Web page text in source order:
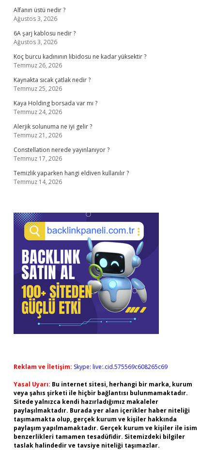
Alfanın üstü nedir ?
Ağustos 3, 2026
6A şarj kablosu nedir ?
Ağustos 3, 2026
Koç burcu kadınının libidosu ne kadar yüksektir ?
Temmuz 26, 2026
Kaynakta sıcak çatlak nedir ?
Temmuz 25, 2026
Kaya Holding borsada var mı ?
Temmuz 24, 2026
Alerjik solunuma ne iyi gelir ?
Temmuz 21, 2026
Constellation nerede yayınlanıyor ?
Temmuz 17, 2026
Temizlik yaparken hangi eldiven kullanılır ?
Temmuz 14, 2026
Reklam ve İletişim: Skype: live:.cid.575569c608265c69
Yasal Uyarı: Bu internet sitesi, herhangi bir marka, kurum
veya şahıs şirketi ile hiçbir bağlantısı bulunmamaktadır.
Sitede yalnızca kendi hazırladığımız makaleler
paylaşılmaktadır. Burada yer alan içerikler haber niteliği
taşımamakta olup, gerçek kurum ve kişiler hakkında
paylaşım yapılmamaktadır. Gerçek kurum ve kişiler ile isim
benzerlikleri tamamen tesadüfidir. Sitemizdeki bilgiler
taslak halindedir ve tavsiye niteliği taşımazlar.